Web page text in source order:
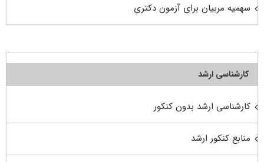
سهمیه مربیان برای آزمون دکتری
کارشناسی ارشد
کارشناسی ارشد بدون کنکور
منابع کنکور ارشد